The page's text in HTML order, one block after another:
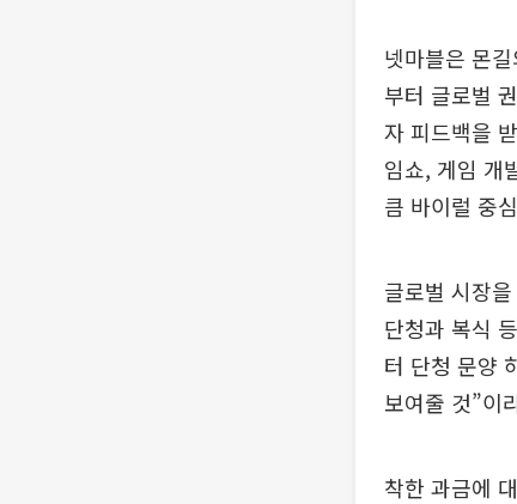
넷마블은 몬
부터 글로벌
자 피드백을
임쇼, 게임 개
큼 바이럴 중
글로벌 시장
단청과 복식
터 단청 문양
보여줄 것”이
착한 과금에